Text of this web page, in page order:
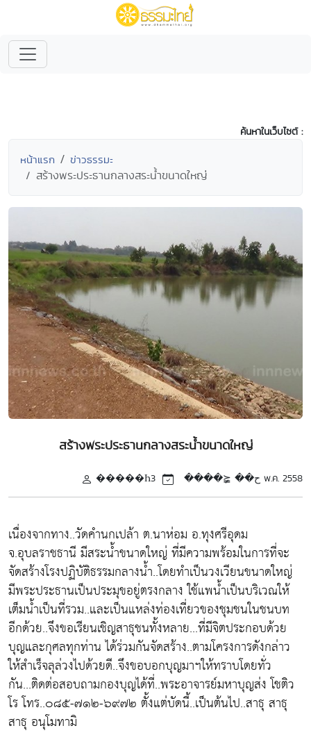
ค้นหาในเว็บไซต์ :
หน้าแรก ข่าวธรรมะ
สร้างพระประธานกลางสระน้ำขนาดใหญ่
สร้างพระประธานกลางสระน้ำขนาดใหญ่
�����Һح�� ⪵���� 3 พ.ค. 2558
เนื่องจากทาง..วัดคำนกเปล้า ต.นาห่อม อ.ทุงศรีอุดม
จ.อุบลราชธานี มีสระน้ำขนาดใหญ่ ที่มีความพร้อมในการที่จะ
จัดสร้างโรงปฏิบัติธรรมกลางน้ำ..โดยทำเป็นวงเวียนขนาดใหญ่
มีพระประธานเป็นประมุขอยู่ตรงกลาง ใช้แพน้ำเป็นบริเวณให้
เต็มน้ำเป็นที่รวม..และเป็นแหล่งท่องเที่ยวของชุมชนในชนบท
อีกด้วย..จึงขอเรียนเชิญสาธุชนทั้งหลาย...ที่มีจิตประกอบด้วย
บุญและกุศลทุกท่าน ได้ร่วมกันจัดสร้าง..ตามโครงการดังกล่าว
ให้สำเร็จลุล่วงไปด้วยดี..จึงขอบอกบุญมาฯให้ทราบโดยทั่ว
กัน...ติดต่อสอบถามกองบุญได้ที่..พระอาจารย์มหาบุญส่ง โชติว
โร โทร..๐๘๕-๗๑๒-๖๙๗๒ ตั้งแต่บัดนี้..เป็นต้นไป..สาธุ สาธุ
สาธุ อนุโมทามิ